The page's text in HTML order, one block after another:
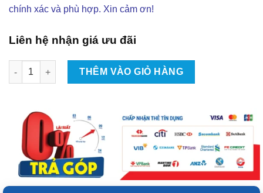
chính xác và phù hợp. Xin cảm ơn!
Liên hệ nhận giá ưu đãi
Lắp Cốp Nóc Phi Thuyền Cho Kia Morning GT-Line số lượng
THÊM VÀO GIỎ HÀNG